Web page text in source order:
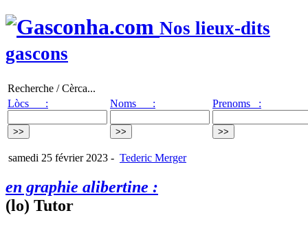
Nos lieux-dits
gascons
Recherche / Cèrca...
Lòcs :
Noms : Prenoms :
samedi 25 février 2023 - Tederic Merger
en graphie alibertine :
(lo) Tutor